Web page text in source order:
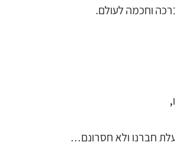
וחכמה לעולם.
חברנו ולא חסרונם…